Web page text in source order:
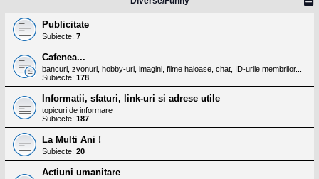
Publicitate
Subiecte: 7
Cafenea...
bancuri, zvonuri, hobby-uri, imagini, filme haioase, chat, ID-urile membrilor...
Subiecte: 178
Informatii, sfaturi, link-uri si adrese utile
topicuri de informare
Subiecte: 187
La Multi Ani !
Subiecte: 20
Actiuni umanitare